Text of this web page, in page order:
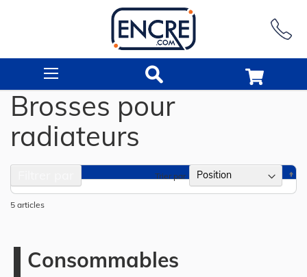
Brosses pour
radiateurs
5 articles
Trier par
Consommables